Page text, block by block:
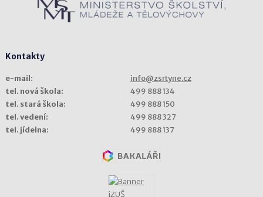
Kontakty
e-mail:
info@zsrtyne.cz
tel. nová škola:
499 888 134
tel. stará škola:
499 888 150
tel. vedení:
499 888 327
tel. jídelna:
499 888 137